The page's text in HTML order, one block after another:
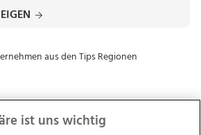
ist uns wichtig